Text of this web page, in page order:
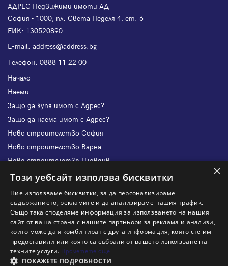
АДРЕС Недвижими имоти АД
София - 1000, пл. Света Неделя 4, ет. 6
ЕИК: 130520890
Е-mail: address@address.bg
Телефон: 0888 11 22 00
Начало
Наеми
Защо да купя имот с Адрес?
Защо да наема имот с Адрес?
Ново строителство София
Ново строителство Варна
Ново строителство Пловдив
Ново строителство Бургас
Защо да отдам имот с Адрес?
Наши офиси
Кариери
Кои сме ние?
Франчайз
×
Този уебсайт използва бисквитки
Ние използваме бисквитки, за да персонализираме
съдържанието, рекламите и да анализираме нашия трафик.
Също така споделяме информация за използването на нашия
сайт от ваша страна с нашите партньори за реклама и анализи,
които може да я комбинират с друга информация, която сте им
предоставили или която са събрали от вашето използване на
техните услуги. Прочетете още
ПОКАЖЕТЕ ПОДРОБНОСТИ